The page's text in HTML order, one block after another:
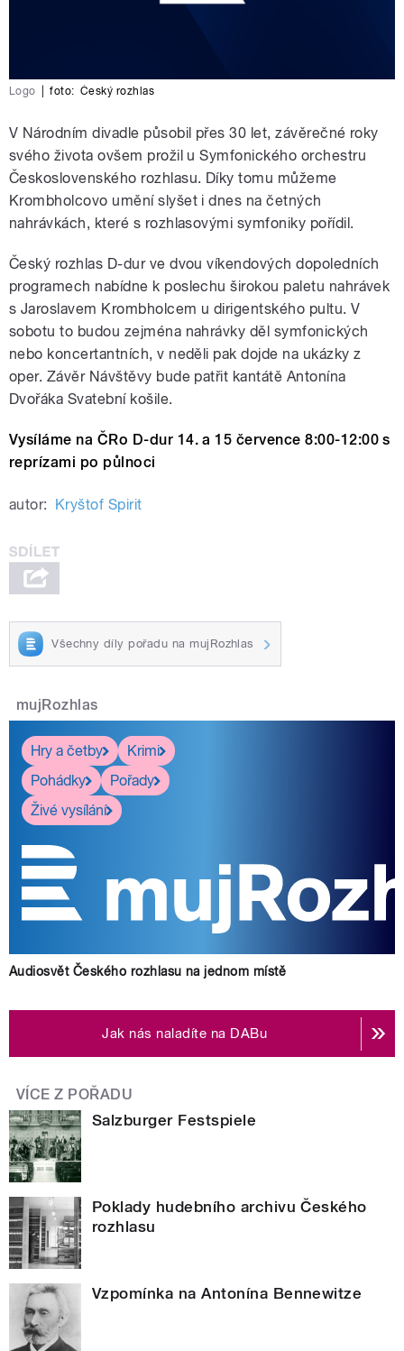
Logo foto: Český rozhlas
V Národním divadle působil přes 30 let, závěrečné roky
svého života ovšem prožil u Symfonického orchestru
Československého rozhlasu. Díky tomu můžeme
Krombholcovo umění slyšet i dnes na četných
nahrávkách, které s rozhlasovými symfoniky pořídil.
Český rozhlas D-dur ve dvou víkendových dopoledních
programech nabídne k poslechu širokou paletu nahrávek
s Jaroslavem Krombholcem u dirigentského pultu. V
sobotu to budou zejména nahrávky děl symfonických
nebo koncertantních, v neděli pak dojde na ukázky z
oper. Závěr Návštěvy bude patřit kantátě Antonína
Dvořáka Svatební košile.
Vysíláme na ČRo D-dur 14. a 15 července 8:00-12:00 s
reprízami po půlnoci
autor: Kryštof Spirit
Všechny díly pořadu na mujRozhlas
mujRozhlas
Hry a četby
Krimi
Pohádky
Pořady
Živé vysílání
Audiosvět Českého rozhlasu na jednom místě
Jak nás naladíte na DABu
VÍCE Z POŘADU
Salzburger Festspiele
Poklady hudebního archivu Českého
rozhlasu
Vzpomínka na Antonína Bennewitze